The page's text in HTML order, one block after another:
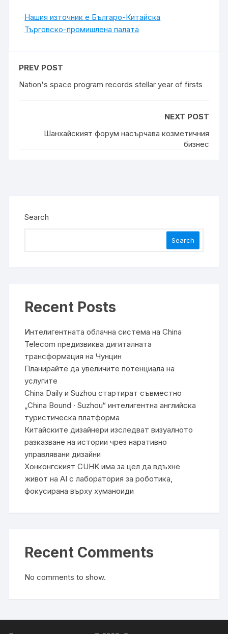
Нашия източник е Българо-Китайска
Търговско-промишлена палaта
PREV POST
Nation's space program records stellar year of firsts
NEXT POST
Шанхайският форум насърчава козметичния
бизнес
Search
Search
Recent Posts
Интелигентната облачна система на China
Telecom предизвиква дигиталната
трансформация на Чунцин
Планирайте да увеличите потенциала на
услугите
China Daily и Suzhou стартират съвместно
„China Bound · Suzhou“ интелигентна английска
туристическа платформа
Китайските дизайнери изследват визуалното
разказване на истории чрез наративно
управлявани дизайни
Хонконгският CUHK има за цел да вдъхне
живот на AI с лаборатория за роботика,
фокусирана върху хуманоиди
Recent Comments
No comments to show.